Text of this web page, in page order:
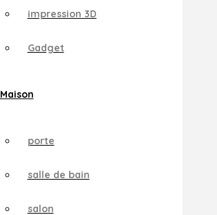
impression 3D
Gadget
Maison
porte
salle de bain
salon